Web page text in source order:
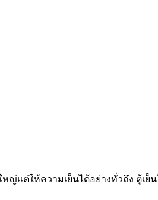
ญ่แต่ให้ความเย็นได้อย่างทั่วถึง ตู้เ